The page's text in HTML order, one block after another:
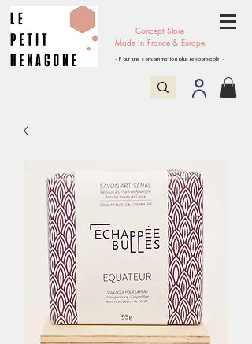
Concept Store
Made in France & Europe
- Pour une consommation plus responsable -